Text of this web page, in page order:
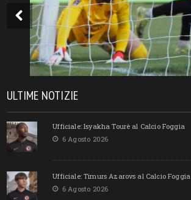
ULTIME NOTIZIE
Ufficiale: Isyakha Tourè al Calcio Foggia
6 Agosto 2026
Ufficiale: Timurs Azarovs al Calcio Foggia
6 Agosto 2026